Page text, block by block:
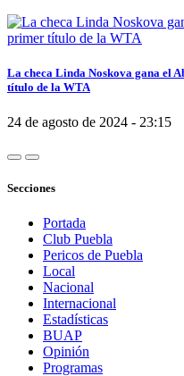
La checa Linda Noskova gana el
título de la WTA
24 de agosto de 2024 - 23:15
Secciones
Portada
Club Puebla
Pericos de Puebla
Local
Nacional
Internacional
Estadísticas
BUAP
Opinión
Programas